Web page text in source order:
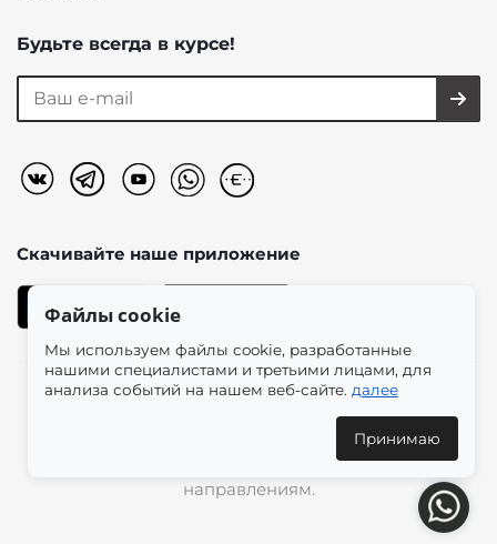
Будьте всегда в курсе!
Скачивайте наше приложение
магазин женской одежды в эстетике plus size.
Доставка по всей России и международным
направлениям.
Файлы cookie
Мы используем файлы cookie, разработанные
нашими специалистами и третьими лицами, для
анализа событий на нашем веб-сайте. далее
Принимаю